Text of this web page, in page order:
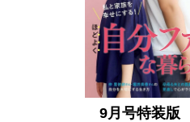
9月号特装版